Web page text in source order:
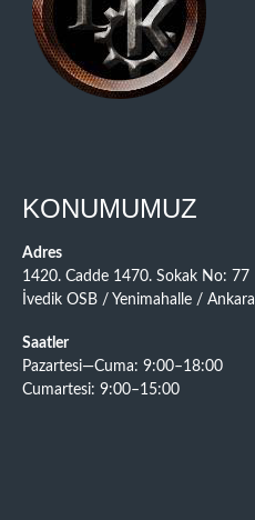
KONUMUMUZ
Adres
1420. Cadde 1470. Sokak No: 77
İvedik OSB / Yenimahalle / Ankara
Saatler
Pazartesi—Cuma: 9:00–18:00
Cumartesi: 9:00–15:00